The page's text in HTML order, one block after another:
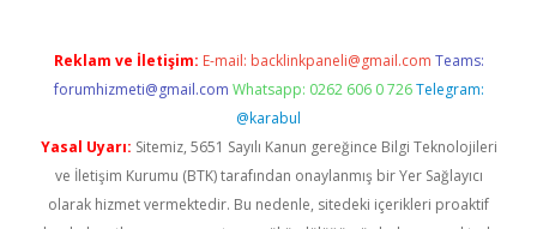
Reklam ve İletişim: E-mail: backlinkpaneli@gmail.com Teams:
forumhizmeti@gmail.com Whatsapp: 0262 606 0 726 Telegram:
@karabul
Yasal Uyarı: Sitemiz, 5651 Sayılı Kanun gereğince Bilgi Teknolojileri
ve İletişim Kurumu (BTK) tarafından onaylanmış bir Yer Sağlayıcı
olarak hizmet vermektedir. Bu nedenle, sitedeki içerikleri proaktif